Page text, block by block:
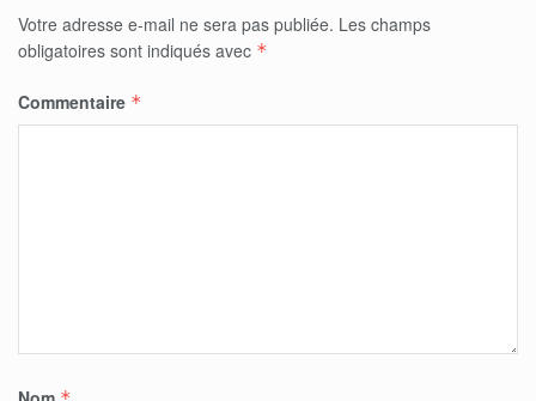
Votre adresse e-mail ne sera pas publiée. Les champs
obligatoires sont indiqués avec *
Commentaire *